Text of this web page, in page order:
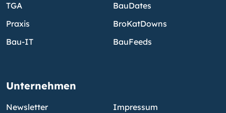
TGA
Praxis
Bau-IT
BauDates
BroKatDowns
BauFeeds
Unternehmen
Newsletter
Impressum